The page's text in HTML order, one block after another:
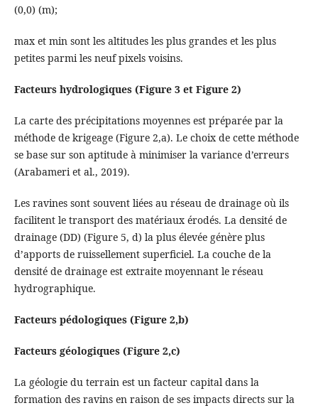
(0,0) (m);
max et min sont les altitudes les plus grandes et les plus
petites parmi les neuf pixels voisins.
Facteurs hydrologiques (Figure 3 et Figure 2)
La carte des précipitations moyennes est préparée par la
méthode de krigeage (Figure 2,a). Le choix de cette méthode
se base sur son aptitude à minimiser la variance d’erreurs
(Arabameri et al., 2019).
Les ravines sont souvent liées au réseau de drainage où ils
facilitent le transport des matériaux érodés. La densité de
drainage (DD) (Figure 5, d) la plus élevée génère plus
d’apports de ruissellement superficiel. La couche de la
densité de drainage est extraite moyennant le réseau
hydrographique.
Facteurs pédologiques (Figure 2,b)
Facteurs géologiques (Figure 2,c)
La géologie du terrain est un facteur capital dans la
formation des ravins en raison de ses impacts directs sur la